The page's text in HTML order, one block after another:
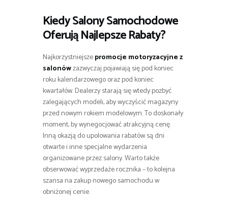
Kiedy Salony Samochodowe
Oferują Najlepsze Rabaty?
Najkorzystniejszepromocje motoryzacyjne z
salonówzazwyczaj pojawiają się pod koniec
roku kalendarzowego oraz pod koniec
kwartałów. Dealerzy starają się wtedy pozbyć
zalegających modeli, aby wyczyścić magazyny
przed nowym rokiem modelowym. To doskonały
moment, by wynegocjować atrakcyjną cenę.
Inną okazją do upolowania rabatów są dni
otwarte i inne specjalne wydarzenia
organizowane przez salony. Warto także
obserwować wyprzedaże rocznika – to kolejna
szansa na zakup nowego samochodu w
obniżonej cenie.